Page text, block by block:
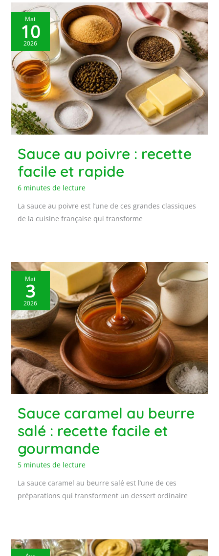
Mai
10
2026
Sauce au poivre : recette
facile et rapide
6 minutes de lecture
La sauce au poivre est l’une de ces grandes classiques
de la cuisine française qui transforme
Mai
3
2026
Sauce caramel au beurre
salé : recette facile et
gourmande
5 minutes de lecture
La sauce caramel au beurre salé est l’une de ces
préparations qui transforment un dessert ordinaire